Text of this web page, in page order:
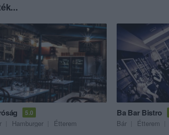
5.0
Hamburger Étterem
Ba Bar Bistro
Bár Étterem